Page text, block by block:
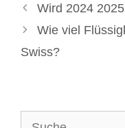
Wird 2024
Wie viel
Swiss?